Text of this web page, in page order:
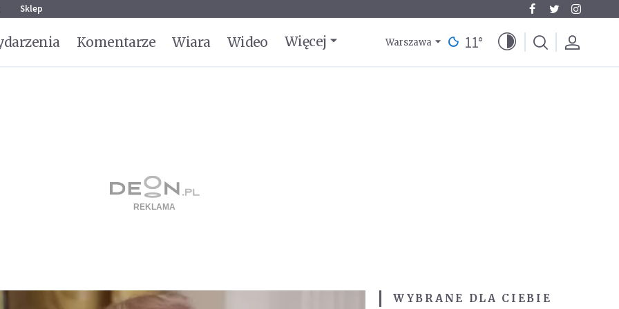
Sklep
Komentarze Wiara Wideo Więcej Warszawa 11°
WYBRANE DLA CIEBIE